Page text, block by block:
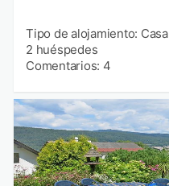
Tipo de alojamiento: Casa
2 huéspedes
Comentarios: 4